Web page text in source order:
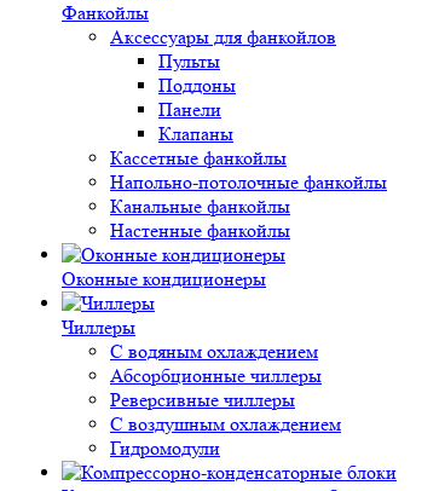
Фанкойлы
Аксессуары для фанкойлов
Пульты
Поддоны
Панели
Клапаны
Кассетные фанкойлы
Напольно-потолочные фанкойлы
Канальные фанкойлы
Настенные фанкойлы
Оконные кондиционеры
Чиллеры
С водяным охлаждением
Абсорбционные чиллеры
Реверсивные чиллеры
С воздушным охлаждением
Гидромодули